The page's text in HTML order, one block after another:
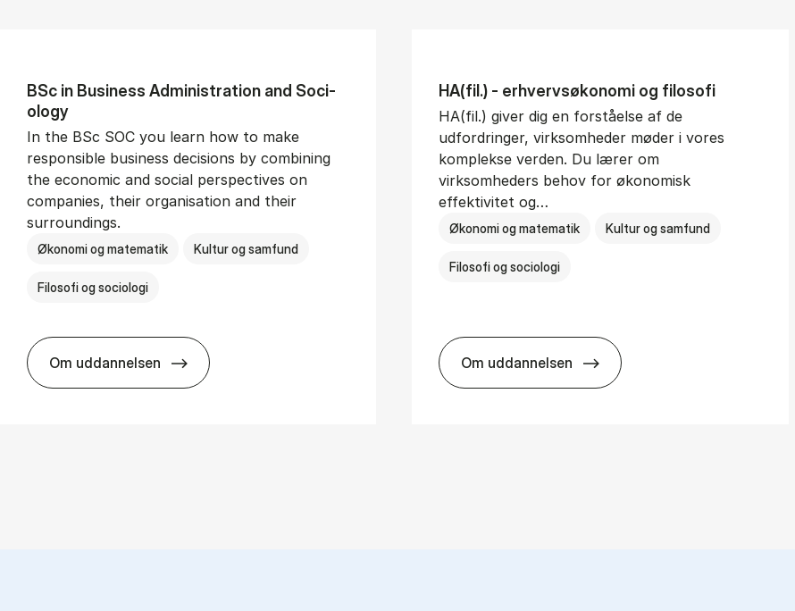
BSc in Busi­ness Ad­min­is­tra­tion and So­ci­
ology
In the BSc SOC you learn how to make
responsible business decisions by combining
the economic and social perspectives on
companies, their organisation and their
surroundings.
Økonomi og matematik Kultur og samfund
Filosofi og sociologi
Om uddannelsen
BSc in Busi­ness Ad­min­is­tra­tion and So­ci­ology
HA(fil.) - erhvervs­økonomi og fi­lo­so­fi
HA(fil.) giver dig en forståelse af de
udfordringer, virksomheder møder i vores
komplekse verden. Du lærer om
virksomheders behov for økonomisk
effektivitet og…
Økonomi og matematik Kultur og samfund
Filosofi og sociologi
Om uddannelsen
HA(fil.) - erhvervs­økonomi og fi­lo­so­fi